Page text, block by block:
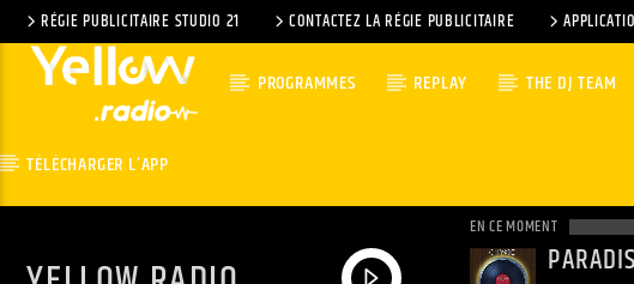
RÉGIE PUBLICITAIRE STUDIO 21 CONTACTEZ LA RÉGIE PUBLICITAIRE
PROGRAMMES REPLAY THE DJ TEAM
TÉLÉCHARGER L’APP
EN CE MOMENT